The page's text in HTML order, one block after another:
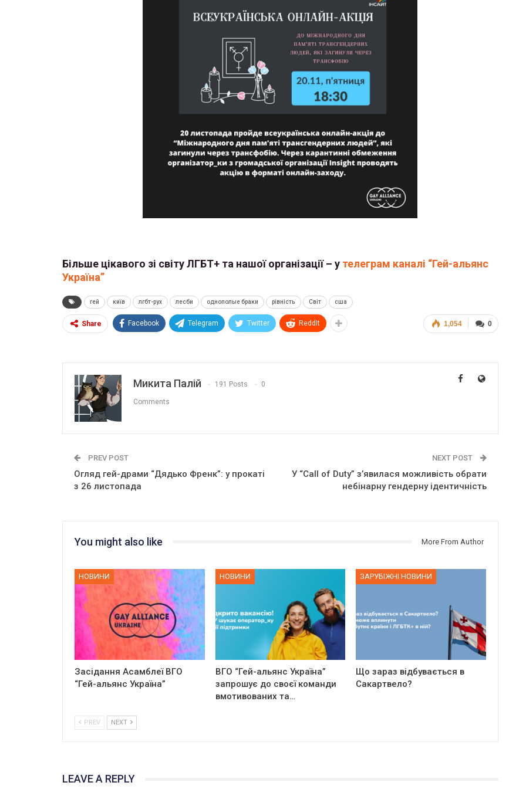
Більше цікавого зі світу ЛГБТ+ та нашої організації – у телеграм каналі “Гей-альянс
Україна”
гей київ лгбт-рух лесби однополые браки рівність Світ сша
0
1,054
Share Facebook Telegram Twitter ReddIt
Микита Палій 191 Posts 0
Comments
PREV POST
Огляд гей-драми “Дядько Френк”: у прокаті
з 26 листопада
NEXT POST
У “Call of Duty” з’явилася можливість обрати
небінарну гендерну ідентичність
You might also like More From Author
НОВИНИ
Засідання Асамблеї ВГО
“Гей-альянс Україна”
НОВИНИ
ВГО “Гей-альянс Україна”
запрошує до своєї команди
вмотивованих та…
ЗАРУБІЖНІ НОВИНИ
Що зараз відбувається в
Сакартвело?
PREV NEXT
LEAVE A REPLY